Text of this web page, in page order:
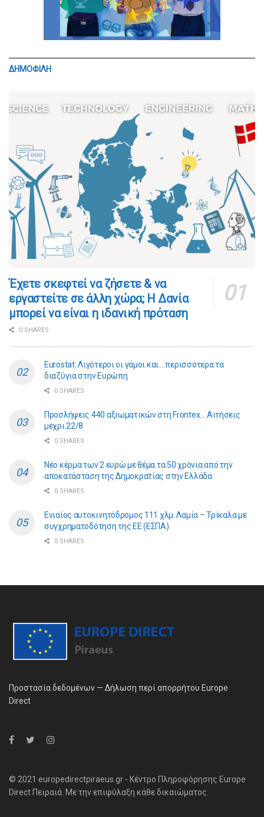
ΔΗΜΟΦΙΛΗ
​​Έχετε σκεφτεί να ζήσετε & να
εργαστείτε σε άλλη χώρα; Η Δανία
μπορεί να είναι η ιδανική πρόταση
0 SHARES
Eurostat: Λιγότεροι οι γάμοι και… περισσότερα τα
διαζύγια στην Ευρώπη
0 SHARES
Προσλήψεις 440 αξιωματικών στη Frontex… Αιτήσεις
μέχρι 22/8
0 SHARES
Νέο κέρμα των 2 ευρώ με θέμα τα 50 χρόνια από την
αποκατάσταση της Δημοκρατίας στην Ελλάδα
0 SHARES
Ενιαίος αυτοκινητόδρομος 111 χλμ. Λαμία – Τρίκαλα με
συγχρηματοδότηση της ΕE (ΕΣΠΑ)
0 SHARES
Προστασία δεδομένων — Δήλωση περί απορρήτου Europe
Direct
© 2021 europedirectpiraeus.gr - Κέντρο Πληροφόρησης Europe
Direct Πειραιά. Με την επιφύλαξη κάθε δικαιώματος.